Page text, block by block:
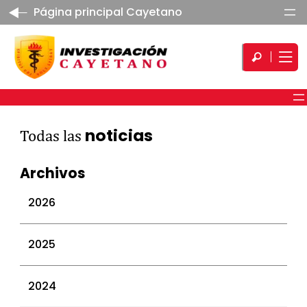
Página principal Cayetano
Todas las noticias
Archivos
2026
julio 2026
mayo 2026
2025
diciembre 2025
2024